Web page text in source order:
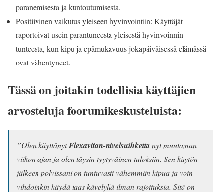
paranemisesta ja kuntoutumisesta.
Positiivinen vaikutus yleiseen hyvinvointiin: Käyttäjät
raportoivat usein parantuneesta yleisestä hyvinvoinnin
tunteesta, kun kipu ja epämukavuus jokapäiväisessä elämässä
ovat vähentyneet.
Tässä on joitakin todellisia käyttäjien
arvosteluja foorumikeskusteluista:
”Olen käyttänytFlexavitan-nivelsuihkettanyt muutaman
viikon ajan ja olen täysin tyytyväinen tuloksiin. Sen käytön
jälkeen polvissani on tuntuvasti vähemmän kipua ja voin
vihdoinkin käydä taas kävelyllä ilman rajoituksia. Sitä on